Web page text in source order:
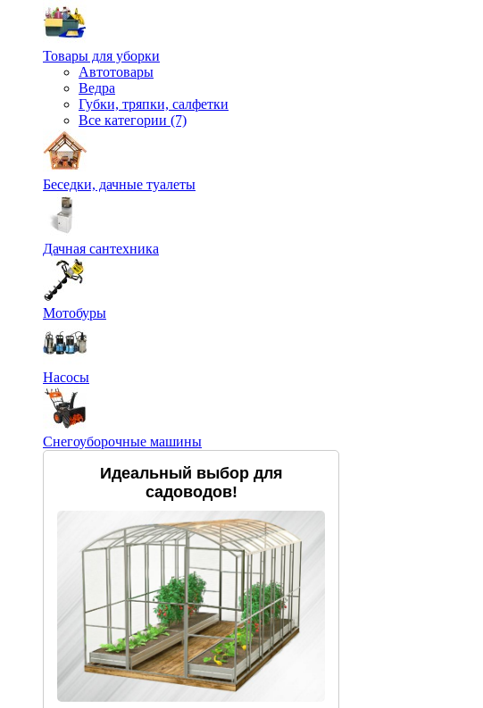
Товары для уборки
Автотовары
Ведра
Губки, тряпки, салфетки
Все категории (7)
Беседки, дачные туалеты
Дачная сантехника
Мотобуры
Насосы
Снегоуборочные машины
Идеальный выбор для
садоводов!